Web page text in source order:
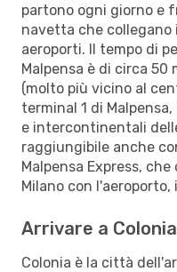
partono ogni giorno e
navetta che
aeroporti. Il tempo di
Malpensa è di circa
(molto più vicino al
terminal 1 di
e intercontinentali
raggiungibile anche
Malpensa Express,
Milano con
Arrivare a Colonia
Colonia è la città